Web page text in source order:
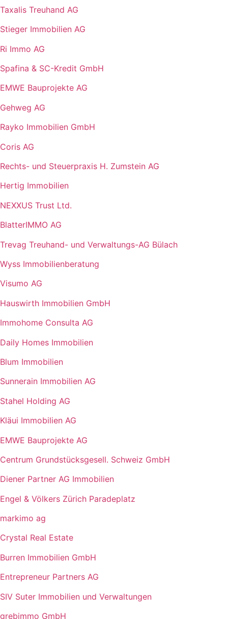
Taxalis Treuhand AG
Stieger Immobilien AG
Ri Immo AG
Spafina & SC-Kredit GmbH
EMWE Bauprojekte AG
Gehweg AG
Rayko Immobilien GmbH
Coris AG
Rechts- und Steuerpraxis H. Zumstein AG
Hertig Immobilien
NEXXUS Trust Ltd.
BlatterIMMO AG
Trevag Treuhand- und Verwaltungs-AG Bülach
Wyss Immobilienberatung
Visumo AG
Hauswirth Immobilien GmbH
Immohome Consulta AG
Daily Homes Immobilien
Blum Immobilien
Sunnerain Immobilien AG
Stahel Holding AG
Kläui Immobilien AG
EMWE Bauprojekte AG
Centrum Grundstücksgesell. Schweiz GmbH
Diener Partner AG Immobilien
Engel & Völkers Zürich Paradeplatz
markimo ag
Crystal Real Estate
Burren Immobilien GmbH
Entrepreneur Partners AG
SIV Suter Immobilien und Verwaltungen
grebimmo GmbH